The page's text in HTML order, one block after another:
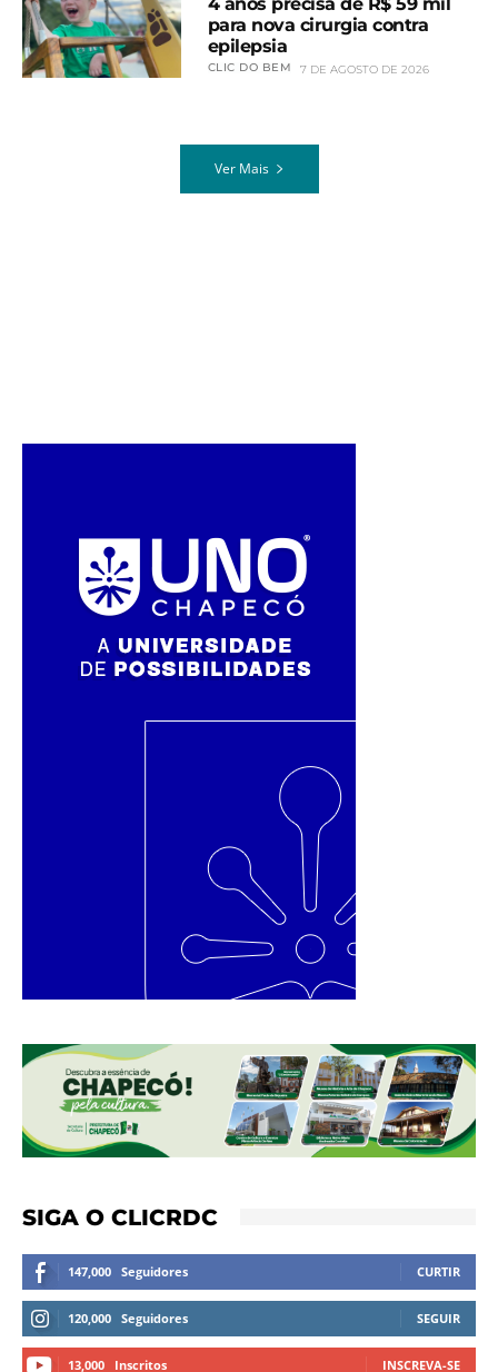
para nova cirurgia contra
epilepsia
CLIC DO BEM 7 DE AGOSTO DE 2026
Ver Mais
SIGA O CLICRDC
147,000 Seguidores CURTIR
120,000 Seguidores SEGUIR
13,000 Inscritos INSCREVA-SE